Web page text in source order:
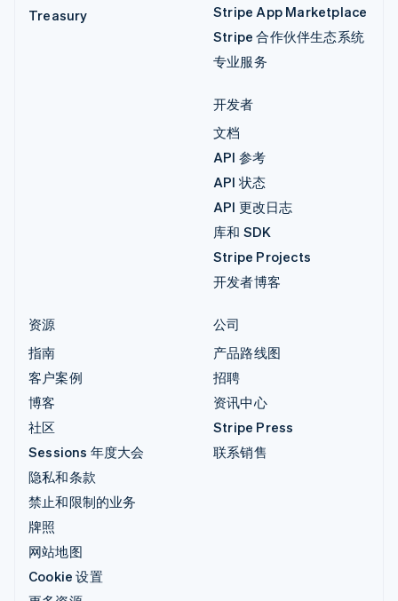
Treasury
Stripe App Marketplace
Stripe 合作伙伴生态系统
专业服务
开发者
文档
API 参考
API 状态
API 更改日志
库和 SDK
Stripe Projects
开发者博客
资源
指南
客户案例
博客
社区
Sessions 年度大会
隐私和条款
禁止和限制的业务
牌照
网站地图
Cookie 设置
公司
产品路线图
招聘
资讯中心
Stripe Press
联系销售